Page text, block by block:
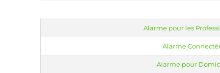
Profitez d'un service client disponible pour vous
tranquillité d'esprit.
Alarme pour les
Alarme
Alarme pour